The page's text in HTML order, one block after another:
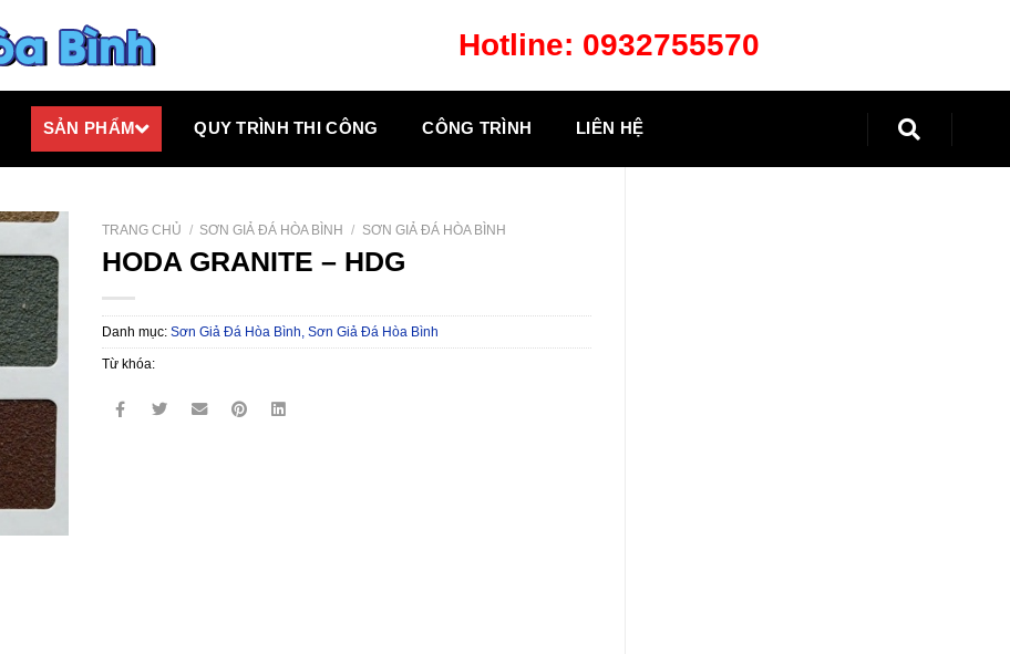
Hotline: 0932755570
SẢN PHẨM QUY TRÌNH THI CÔNG CÔNG TRÌNH LIÊN HỆ
TRANG CHỦ / SƠN GIẢ ĐÁ HÒA BÌNH / SƠN GIẢ ĐÁ HÒA BÌNH
HODA GRANITE – HDG
Danh mục: Sơn Giả Đá Hòa Bình, Sơn Giả Đá Hòa Bình
Từ khóa: